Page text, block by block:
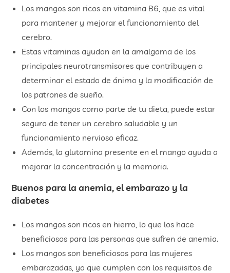
Los mangos son ricos en vitamina B6, que es vital
para mantener y mejorar el funcionamiento del
cerebro.
Estas vitaminas ayudan en la amalgama de los
principales neurotransmisores que contribuyen a
determinar el estado de ánimo y la modificación de
los patrones de sueño.
Con los mangos como parte de tu dieta, puede estar
seguro de tener un cerebro saludable y un
funcionamiento nervioso eficaz.
Además, la glutamina presente en el mango ayuda a
mejorar la concentración y la memoria.
Buenos para la anemia, el embarazo y la
diabetes
Los mangos son ricos en hierro, lo que los hace
beneficiosos para las personas que sufren de anemia.
Los mangos son beneficiosos para las mujeres
embarazadas, ya que cumplen con los requisitos de